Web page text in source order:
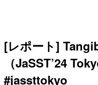
[レポート]
（JaSST’24
#jassttokyo